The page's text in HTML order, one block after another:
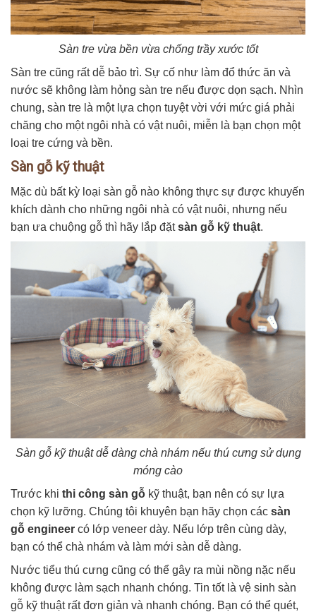
Sàn tre vừa bền vừa chống trầy xước tốt
Sàn tre cũng rất dễ bảo trì. Sự cố như làm đổ thức ăn và
nước sẽ không làm hỏng sàn tre nếu được dọn sạch. Nhìn
chung, sàn tre là một lựa chọn tuyệt vời với mức giá phải
chăng cho một ngôi nhà có vật nuôi, miễn là bạn chọn một
loại tre cứng và bền.
Sàn gỗ kỹ thuật
Mặc dù bất kỳ loại sàn gỗ nào không thực sự được khuyến
khích dành cho những ngôi nhà có vật nuôi, nhưng nếu
bạn ưa chuộng gỗ thì hãy lắp đặtsàn gỗ kỹ thuật.
Sàn gỗ kỹ thuật dễ dàng chà nhám nếu thú cưng sử dụng
móng cào
Trước khi thi công sàn gỗ kỹ thuật, bạn nên có sự lựa
chọn kỹ lưỡng. Chúng tôi khuyên bạn hãy chọn các sàn
gỗ engineer có lớp veneer dày. Nếu lớp trên cùng dày,
bạn có thể chà nhám và làm mới sàn dễ dàng.
Nước tiểu thú cưng cũng có thể gây ra mùi nồng nặc nếu
không được làm sạch nhanh chóng. Tin tốt là vệ sinh sàn
gỗ kỹ thuật rất đơn giản và nhanh chóng. Bạn có thể quét,